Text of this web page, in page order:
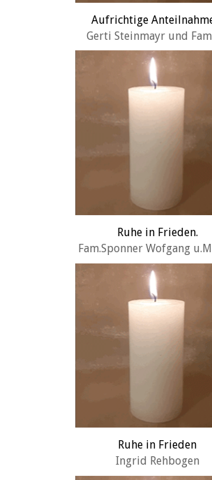
Aufrichtige
Gerti Steinmayr und
Ruhe in Frieden.
Fam.Sponner Wofgang
Ruhe in Frieden
Ingrid Rehbogen